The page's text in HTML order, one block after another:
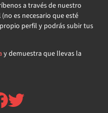
a través de nuestro
(no es necesario que esté
perfil y podrás subir tus
y demuestra que llevas la